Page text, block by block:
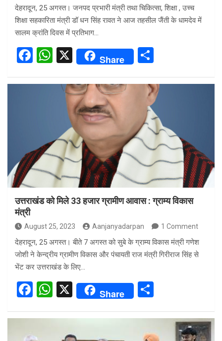
देहरादून, 25 अगस्त। जनपद प्रभारी मंत्री तथा चिकित्सा, शिक्षा , उच्च
शिक्षा सहकारिता मंत्री डॉ धन सिंह रावत ने आज तहसील जैंती के धामदेव में
सालम क्रांति दिवस में प्रतिभाग…
F
ce
k
W
at
p
p
X Share
ar
e
उत्तराखंड को मिले 33 हजार ग्रामीण आवास : ग्राम्य विकास
मंत्री
August 25, 2023 Aanjanyadarpan 1 Comment
देहरादून, 25 अगस्त। बीते 7 अगस्त को सुबे के ग्राम्य विकास मंत्री गणेश
जोशी ने केन्द्रीय ग्रामीण विकास और पंचायती राज मंत्री गिरीराज सिंह से
भेंट कर उत्तराखंड के लिए…
F
ce
b
W
at
X Share
ar
e